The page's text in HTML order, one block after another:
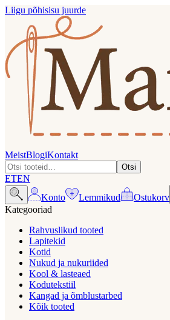
Liigu põhisisu juurde
MeistBlogiKontakt
Otsi
ETEN
Konto
Lemmikud
Ostukorv
Kategooriad
Rahvuslikud tooted
Lapitekid
Kotid
Nukud ja nukuriided
Kool & lasteaed
Kodutekstiil
Kangad ja õmblustarbed
Kõik tooted